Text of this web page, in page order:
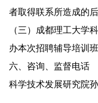
者取得联系所造成的
（三）成都理工大学
办本次招聘辅导培训班
六、咨询、监督电话
科学技术发展研究院